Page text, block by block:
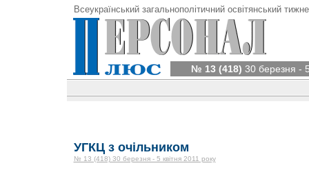
Всеукраїнський загальнополітичний освітянський
№ 13 (418) 30 березня -
УГКЦ з очільником
№ 13 (418) 30 березня - 5 квітня 2011 року